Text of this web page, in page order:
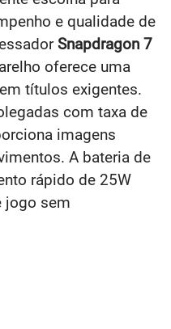
e qualidade de
Snapdragon 7
oferece uma
títulos exigentes.
com taxa de
imagens
A bateria de
rápido de 25W
jogo sem